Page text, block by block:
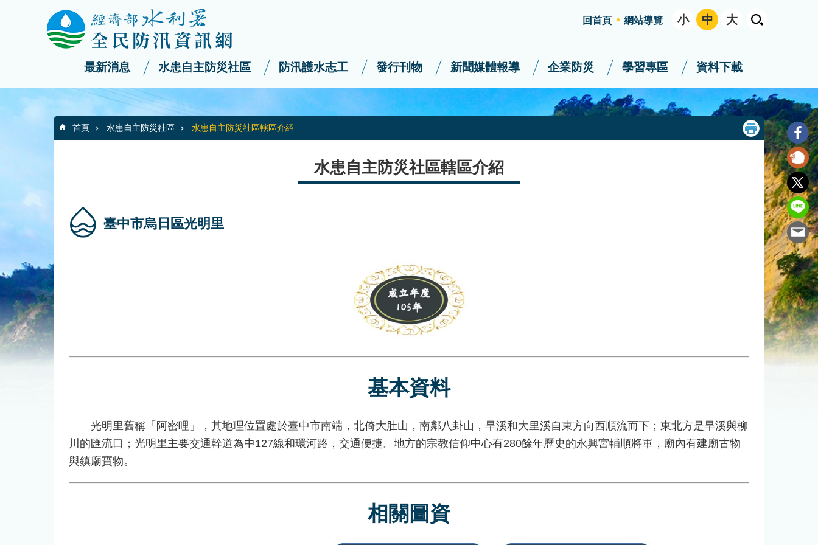
跳到主要內容區塊
回首頁
網站導覽 小 中 大
最新消息 水患自主防災社區 防汛護水志工 發行刊物 新聞媒體報導 企業防災 學習專區 資料下載
:::
首頁 水患自主防災社區 水患自主防災社區轄區介紹
水患自主防災社區轄區介紹
臺中市烏日區光明里
基本資料
光明里舊稱「阿密哩」，其地理位置處於臺中市南端，北倚大肚山，南鄰八卦山，旱溪和大里溪自東方向西順流而下；東北方是旱溪與柳
川的匯流口；光明里主要交通幹道為中127線和環河路，交通便捷。地方的宗教信仰中心有280餘年歷史的永興宮輔順將軍，廟內有建廟古物
與鎮廟寶物。
相關圖資